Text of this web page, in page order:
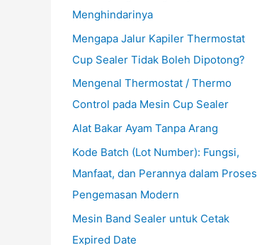
Menghindarinya
Mengapa Jalur Kapiler Thermostat
Cup Sealer Tidak Boleh Dipotong?
Mengenal Thermostat / Thermo
Control pada Mesin Cup Sealer
Alat Bakar Ayam Tanpa Arang
Kode Batch (Lot Number): Fungsi,
Manfaat, dan Perannya dalam Proses
Pengemasan Modern
Mesin Band Sealer untuk Cetak
Expired Date